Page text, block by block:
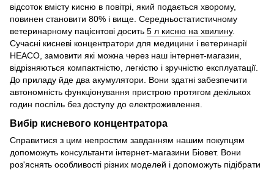
відсоток вмісту кисню в повітрі, який подається хворому,
повинен становити 80% і вище. Середньостатистичному
ветеринарному пацієнтові досить 5 л кисню на хвилину.
Сучасні кисневі концентратори для медицини і ветеринарії
HEACO, замовити які можна через наш інтернет-магазин,
відрізняються компактністю, легкістю і зручністю експлуатації.
До приладу йде два акумулятори. Вони здатні забезпечити
автономність функціонування пристрою протягом декількох
годин поспіль без доступу до електроживлення.
Вибір кисневого концентратора
Справитися з цим непростим завданням нашим покупцям
допоможуть консультанти інтернет-магазини Біовет. Вони
роз'яснять особливості різних моделей і допоможуть підібрати